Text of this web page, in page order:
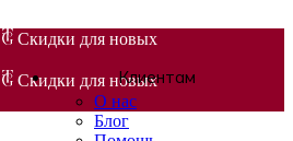
Скидки для новых
Скидки для новыхКлиентам
О нас
Блог